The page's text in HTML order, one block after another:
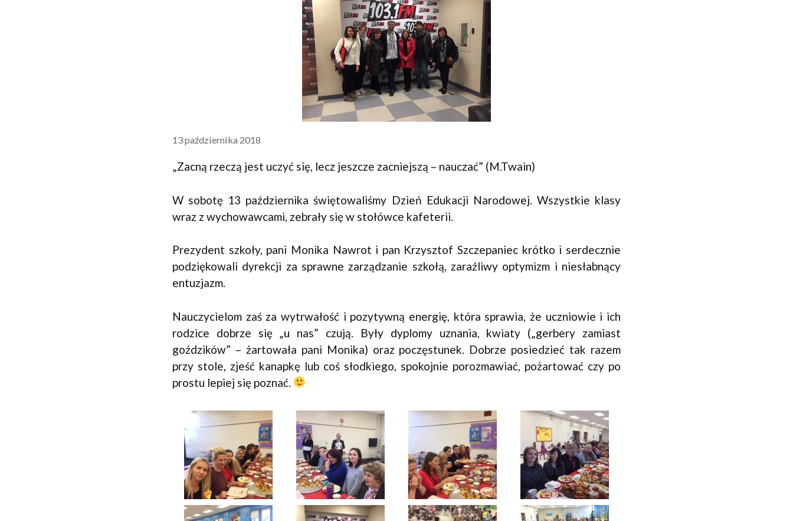
13 października 2018
„Zacną rzeczą jest uczyć się, lecz jeszcze zacniejszą – nauczać” (M.Twain)
W sobotę 13 października świętowaliśmy Dzień Edukacji Narodowej. Wszystkie klasy
wraz z wychowawcami, zebrały się w stołówce kafeterii.
Prezydent szkoły, pani Monika Nawrot i pan Krzysztof Szczepaniec krótko i serdecznie
podziękowali dyrekcji za sprawne zarządzanie szkołą, zaraźliwy optymizm i niesłabnący
entuzjazm.
Nauczycielom zaś za wytrwałość i pozytywną energię, która sprawia, że uczniowie i ich
rodzice dobrze się „u nas” czują. Były dyplomy uznania, kwiaty („gerbery zamiast
goździków” – żartowała pani Monika) oraz poczęstunek. Dobrze posiedzieć tak razem
przy stole, zjeść kanapkę lub coś słodkiego, spokojnie porozmawiać, pożartować czy po
prostu lepiej się poznać.